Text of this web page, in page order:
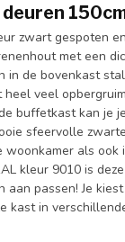
zwart gespoten
met een
de bovenkast
veel
buffetkast kan je
sfeervolle
als ook
kleur 9010 is
passen! Je
kast in